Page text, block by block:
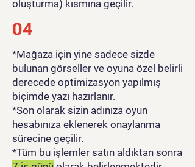
oluşturma) kısmına geçilir.
04
*Mağaza için yine sadece sizde
bulunan görseller ve oyuna özel belirli
derecede optimizasyon yapılmış
biçimde yazı hazırlanır.
*Son olarak sizin adınıza oyun
hesabınıza eklenerek onaylanma
sürecine geçilir.
*Tüm bu işlemler satın aldıktan sonra